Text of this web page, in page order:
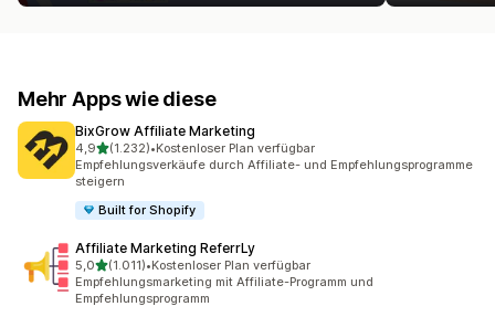
Mehr Apps wie diese
BixGrow Affiliate Marketing
4,9von 5 Sternen
(1.232)
1232 Rezensionen insgesamt
•Kostenloser Plan verfügbar
Empfehlungsverkäufe durch Affiliate- und Empfehlungsprogramme
steigern
Built for Shopify
Affiliate Marketing ReferrLy
5,0von 5 Sternen
(1.011)
1011 Rezensionen insgesamt
•Kostenloser Plan verfügbar
Empfehlungsmarketing mit Affiliate-Programm und
Empfehlungsprogramm